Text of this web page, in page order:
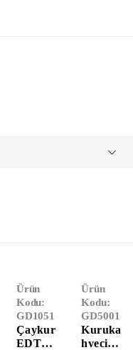
Ürün
Kodu:
GD1051
Çaykur
EDT
Ürün
Kodu:
GD5001
Kuruka
Hveci